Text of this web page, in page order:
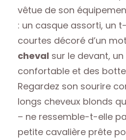
vêtue de son
: un casque assorti, un
courtes décoré d’un
cheval sur le devant,
confortable et des
Regardez son sourire
longs cheveux blonds
– ne ressemble-t-elle
petite cavalière prête